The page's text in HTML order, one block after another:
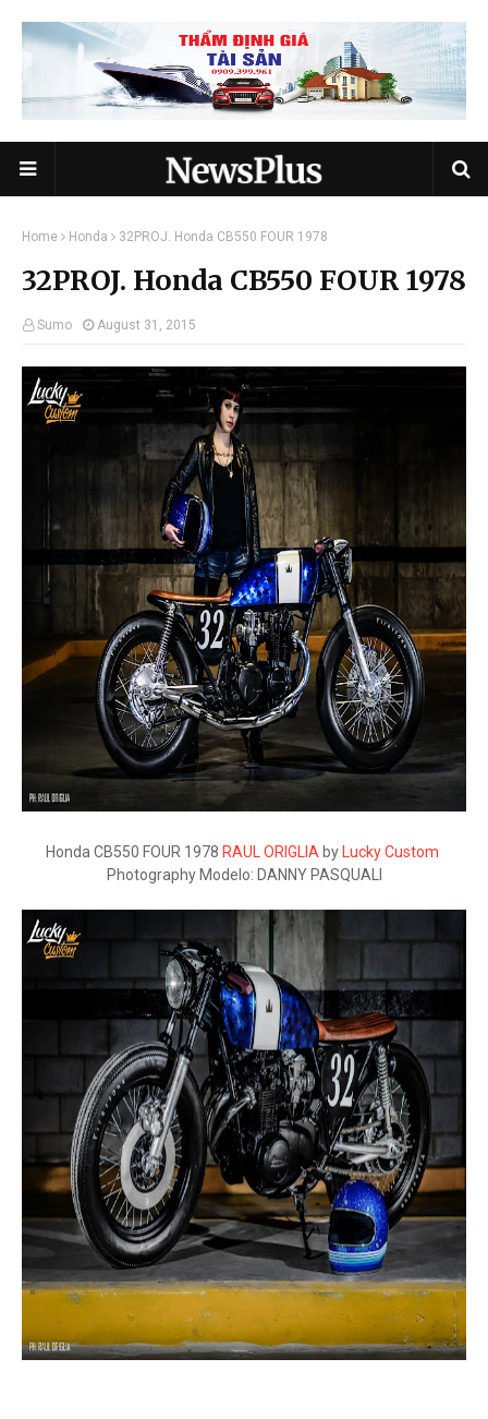
Home Honda 32PROJ. Honda CB550 FOUR 1978
32PROJ. Honda CB550 FOUR 1978
Sumo August 31, 2015
Honda CB550 FOUR 1978 RAUL ORIGLIA by
Lucky Custom
Photography Modelo: DANNY PASQUALI